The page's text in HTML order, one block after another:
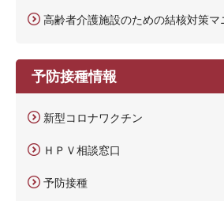
高齢者介護施設のための結核対策
予防接種情報
新型コロナワクチン
ＨＰＶ相談窓口
予防接種